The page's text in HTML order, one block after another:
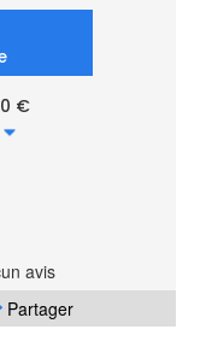
€
avis
Partager